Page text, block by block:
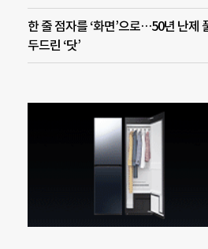
한 줄 점자를 ‘화면’으로…50년 난제
두드린 ‘닷’